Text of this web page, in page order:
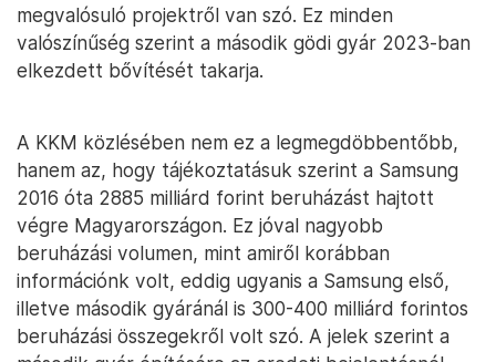
megvalósuló projektről van szó. Ez minden
valószínűség szerint a második gödi gyár 2023-ban
elkezdett bővítését takarja.
A KKM közlésében nem ez a legmegdöbbentőbb,
hanem az, hogy tájékoztatásuk szerint a Samsung
2016 óta 2885 milliárd forint beruházást hajtott
végre Magyarországon. Ez jóval nagyobb
beruházási volumen, mint amiről korábban
információnk volt, eddig ugyanis a Samsung első,
illetve második gyáránál is 300-400 milliárd forintos
beruházási összegekről volt szó. A jelek szerint a